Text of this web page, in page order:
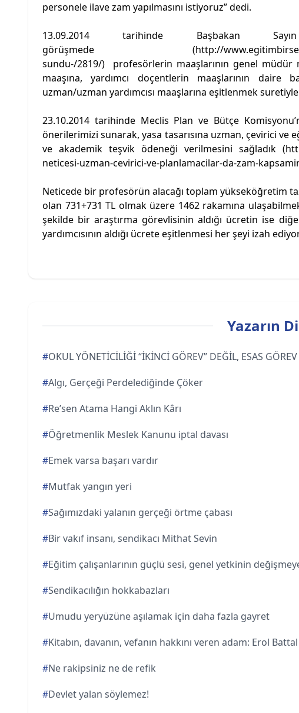
personele ilave zam yapılmasını istiyoruz” dedi.
13.09.2014 tarihinde Başbakan
görüşmede (http://
sundu-/2819/) profesörlerin maaşlarının genel müdür
maaşına, yardımcı doçentlerin maaşlarının daire
uzman/uzman yardımcısı maaşlarına eşitlenmek
23.10.2014 tarihinde Meclis Plan ve Bütçe
önerilerimizi sunarak, yasa tasarısına uzman, çevirici
ve akademik teşvik ödeneği verilmesini sağladık (
neticesi-uzman-cevirici-ve-planlamacilar-da-zam-
Neticede bir profesörün alacağı toplam yükseköğretim
olan 731+731 TL olmak üzere 1462 rakamına
şekilde bir araştırma görevlisinin aldığı ücretin ise
yardımcısının aldığı ücrete eşitlenmesi her şeyi izah
Yazarın
#OKUL YÖNETİCİLİĞİ “İKİNCİ GÖREV” DEĞİL, ESAS
#Algı, Gerçeği Perdelediğinde Çöker
#Re’sen Atama Hangi Aklın Kârı
#Öğretmenlik Meslek Kanunu iptal davası
#Emek varsa başarı vardır
#Mutfak yangın yeri
#Sağımızdaki yalanın gerçeği örtme çabası
#Bir vakıf insanı, sendikacı Mithat Sevin
#Eğitim çalışanlarının güçlü sesi, genel yetkinin
#Sendikacılığın hokkabazları
#Umudu yeryüzüne aşılamak için daha fazla gayret
#Kitabın, davanın, vefanın hakkını veren adam: Erol Battal
#Ne rakipsiniz ne de refik
#Devlet yalan söylemez!